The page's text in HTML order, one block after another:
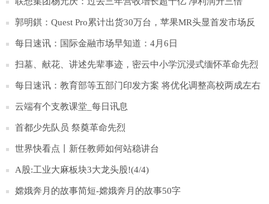
郭明錤：Quest Pro累计出货30万台，苹果MR头显首发市场反
馈存疑
每日速讯：国际金融市场早知道：4月6日
扫墓、献花、讲述先辈事迹，密云中小学沉浸式缅怀革命先烈
每日速讯：教育部等五部门印发方案 将优化调整高校两成左右
学科专业布点
云端有个支教课堂_每日讯息
首都少先队员 祭奠革命先烈
世界快看点丨新任教师如何站稳讲台
A股:工业大麻板块3大龙头股!(4/4)
嫦娥奔月的故事简短-嫦娥奔月的故事50字